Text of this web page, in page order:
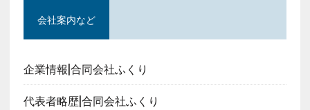
会社案内など
企業情報|合同会社ふくり
代表者略歴|合同会社ふくり